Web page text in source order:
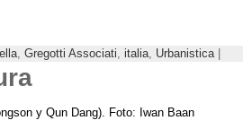
Gregotti Associati italia Urbanistica
y Qun Dang). Foto: Iwan Baan